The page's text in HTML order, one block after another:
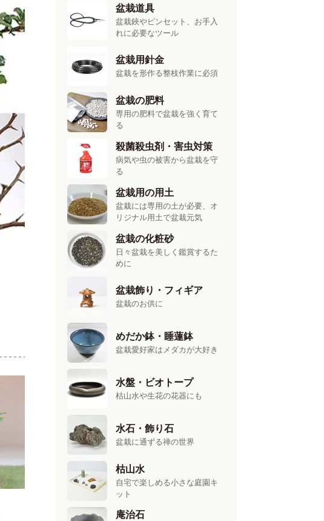
盆栽道具
盆栽鋏やピンセット、お手入
れに必要なツール
盆栽用針金
盆栽を形作る整枝作業に必須
盆栽の肥料
専用の肥料で盆栽を強く育て
る
殺菌殺虫剤・害虫対策
病気や虫の被害から盆栽を守
る
盆栽用の用土
盆栽には専用の土が必要、オ
リジナル用土で盆栽元気
盆栽の化粧砂
日々盆栽を美しく鑑賞するた
めに
盆栽飾り・フィギア
盆栽のお供に
めだか鉢・睡蓮鉢
盆栽愛好家はメダカが大好き
水盤・ビオトープ
枯山水や生花の花器にも
水石・飾り石
盆栽に通ずる禅の世界
枯山水
自宅で楽しめる小さな庭園キ
ット
庵治石